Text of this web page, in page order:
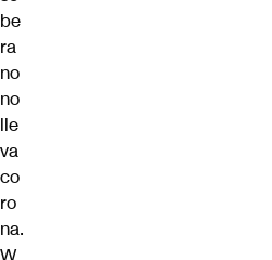
be
ra
no
no
lle
va
co
ro
na.